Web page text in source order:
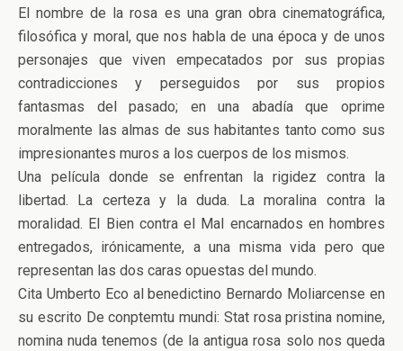
El nombre de la rosa es una gran obra cinematográfica,
filosófica y moral, que nos habla de una época y de unos
personajes que viven empecatados por sus propias
contradicciones y perseguidos por sus propios
fantasmas del pasado; en una abadía que oprime
moralmente las almas de sus habitantes tanto como sus
impresionantes muros a los cuerpos de los mismos.
Una película donde se enfrentan la rigidez contra la
libertad. La certeza y la duda. La moralina contra la
moralidad. El Bien contra el Mal encarnados en hombres
entregados, irónicamente, a una misma vida pero que
representan las dos caras opuestas del mundo.
Cita Umberto Eco al benedictino Bernardo Moliarcense en
su escrito De conptemtu mundi: Stat rosa pristina nomine,
nomina nuda tenemos (de la antigua rosa solo nos queda